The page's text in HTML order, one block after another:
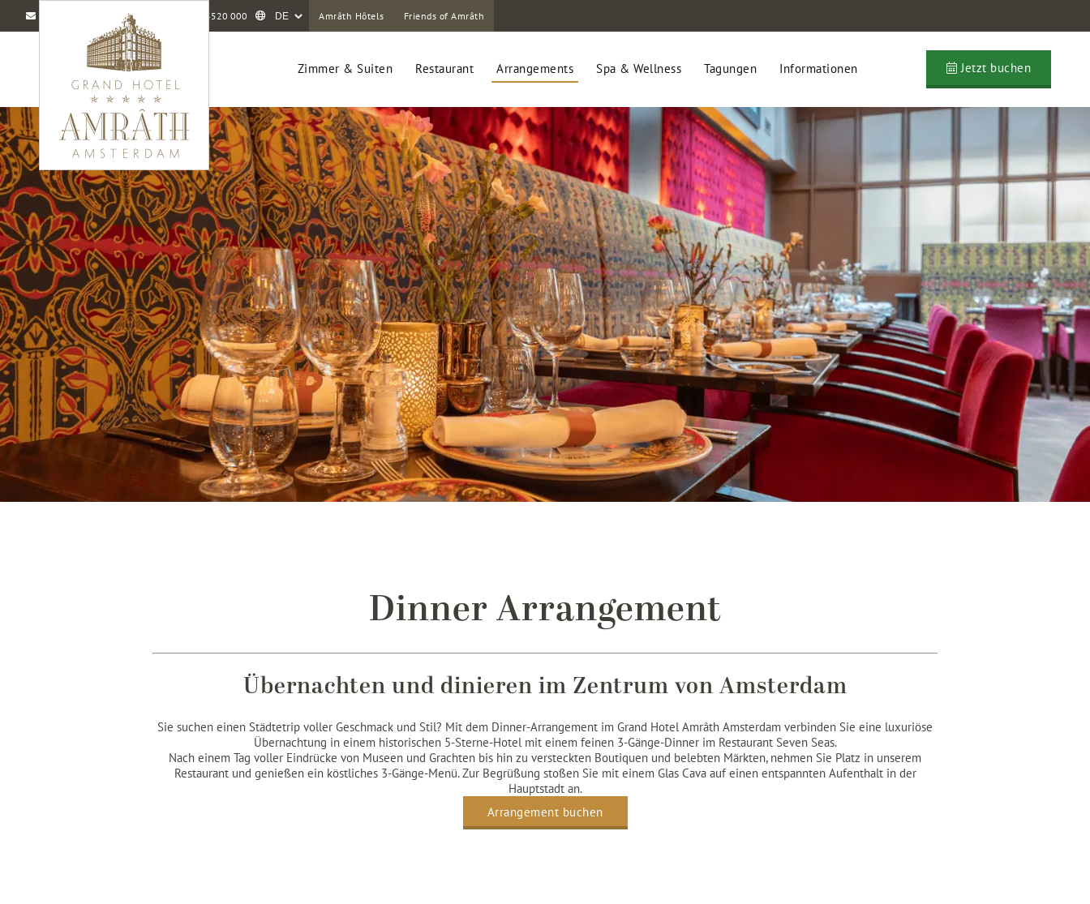
info@amrathamsterdam.com +31 20 5520 000 Amrâth Hôtels Friends of Amrâth
Jetzt buchen
Zimmer & Suiten Restaurant Arrangements Spa & Wellness Tagungen Informationen
Dinner Arrangement
Übernachten und dinieren im Zentrum von Amsterdam
Sie suchen einen Städtetrip voller Geschmack und Stil? Mit dem Dinner-Arrangement im Grand Hotel Amrâth Amsterdam verbinden Sie eine luxuriöse
Übernachtung in einem historischen 5-Sterne-Hotel mit einem feinen 3-Gänge-Dinner im Restaurant Seven Seas.
Nach einem Tag voller Eindrücke von Museen und Grachten bis hin zu versteckten Boutiquen und belebten Märkten, nehmen Sie Platz in unserem
Restaurant und genießen ein köstliches 3-Gänge-Menü. Zur Begrüßung stoßen Sie mit einem Glas Cava auf einen entspannten Aufenthalt in der
Hauptstadt an.
Arrangement buchen